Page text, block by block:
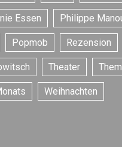
Essen Philippe
Popmob Rezension
Theater
Weihnachten